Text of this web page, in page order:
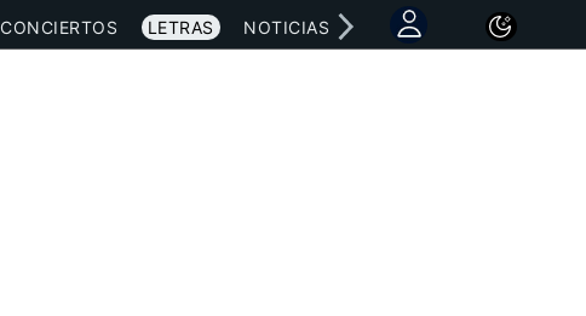
CONCIERTOS LETRAS NOTICIAS